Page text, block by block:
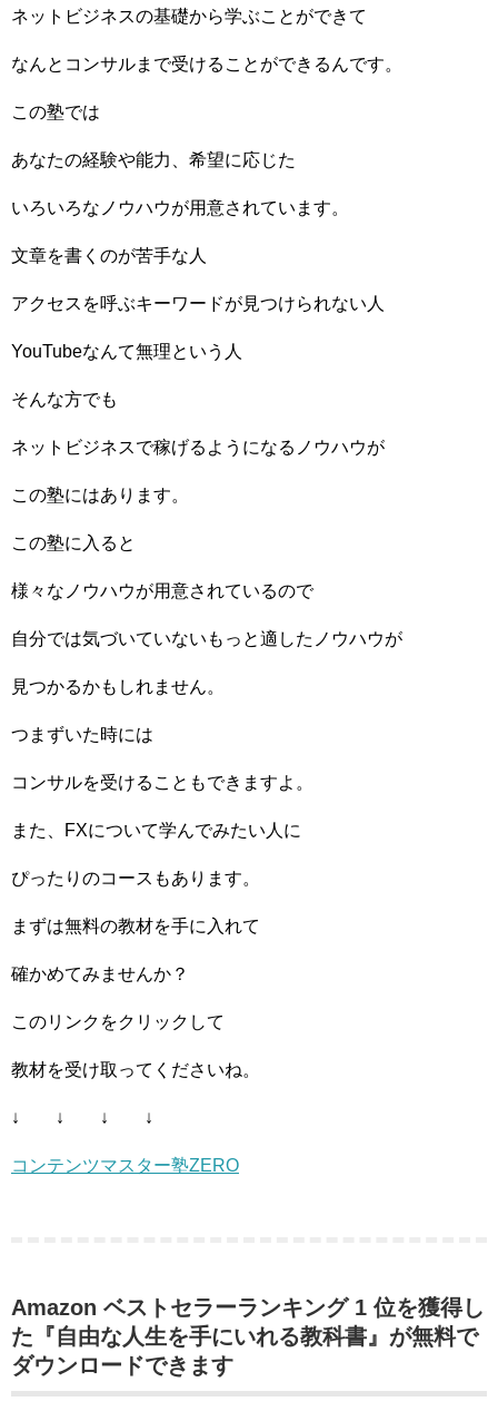
ネットビジネスの基礎から学ぶことができて
なんとコンサルまで受けることができるんです。
この塾では
あなたの経験や能力、希望に応じた
いろいろなノウハウが用意されています。
文章を書くのが苦手な人
アクセスを呼ぶキーワードが見つけられない人
YouTubeなんて無理という人
そんな方でも
ネットビジネスで稼げるようになるノウハウが
この塾にはあります。
この塾に入ると
様々なノウハウが用意されているので
自分では気づいていないもっと適したノウハウが
見つかるかもしれません。
つまずいた時には
コンサルを受けることもできますよ。
また、FXについて学んでみたい人に
ぴったりのコースもあります。
まずは無料の教材を手に入れて
確かめてみませんか？
このリンクをクリックして
教材を受け取ってくださいね。
↓ ↓ ↓ ↓
コンテンツマスター塾ZERO
Amazon ベストセラーランキング 1 位を獲得し
た『自由な人生を手にいれる教科書』が無料で
ダウンロードできます